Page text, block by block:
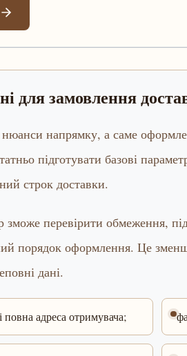
для замовлення
нюанси напрямку, а саме
підготувати базові
строк доставки.
зможе перевірити обмеження,
порядок оформлення. Це
дані.
повна адреса отримувача;